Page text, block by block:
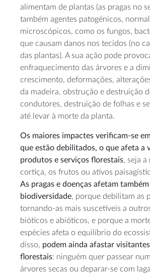
alimentam de plantas (as pragas no
também agentes patogénicos,
microscópicos, como os fungos,
que causam danos nos tecidos (no
das plantas). A sua ação pode
enfraquecimento das árvores e a
crescimento, deformações,
da madeira, obstrução e destruição
condutores, destruição de folhas e
até levar à morte da planta.
Os maiores impactes verificam-se
que estão debilitados, o que afeta a
produtos e serviços florestais, seja a
cortiça, os frutos ou ativos
As pragas e doenças afetam também
biodiversidade, porque debilitam as
tornando-as mais suscetíveis a
bióticos e abióticos, e porque a
espécies afeta o equilíbrio do
disso, podem ainda afastar
florestais: ninguém quer passear
árvores secas ou deparar-se com